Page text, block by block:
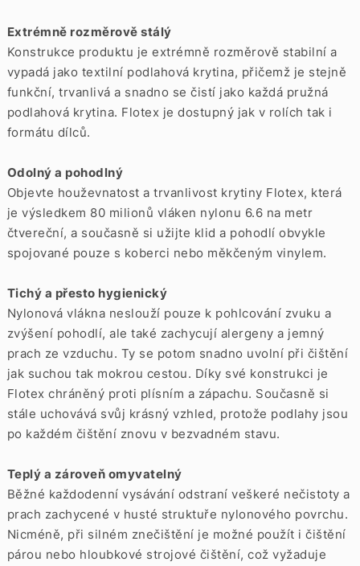
Extrémně rozměrově stálý
Konstrukce produktu je extrémně rozměrově stabilní a
vypadá jako textilní podlahová krytina, přičemž je stejně
funkční, trvanlivá a snadno se čistí jako každá pružná
podlahová krytina. Flotex je dostupný jak v rolích tak i
formátu dílců.
Odolný a pohodlný
Objevte houževnatost a trvanlivost krytiny Flotex, která
je výsledkem 80 milionů vláken nylonu 6.6 na metr
čtvereční, a současně si užijte klid a pohodlí obvykle
spojované pouze s koberci nebo měkčeným vinylem.
Tichý a přesto hygienický
Nylonová vlákna neslouží pouze k pohlcování zvuku a
zvýšení pohodlí, ale také zachycují alergeny a jemný
prach ze vzduchu. Ty se potom snadno uvolní při čištění
jak suchou tak mokrou cestou. Díky své konstrukci je
Flotex chráněný proti plísním a zápachu. Současně si
stále uchovává svůj krásný vzhled, protože podlahy jsou
po každém čištění znovu v bezvadném stavu.
Teplý a zároveň omyvatelný
Běžné každodenní vysávání odstraní veškeré nečistoty a
prach zachycené v husté struktuře nylonového povrchu.
Nicméně, při silném znečištění je možné použít i čištění
párou nebo hloubkové strojové čištění, což vyžaduje